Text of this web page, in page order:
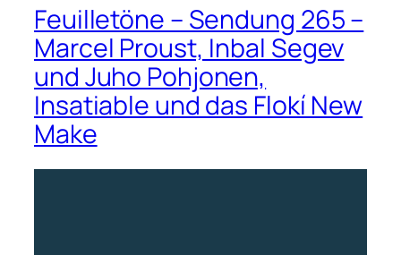
Feuilletöne – Sendung 265 –
Marcel Proust, Inbal Segev
und Juho Pohjonen,
Insatiable und das Flokí New
Make